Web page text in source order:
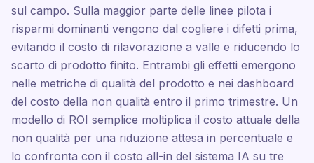
sul campo. Sulla maggior parte delle linee pilota i
risparmi dominanti vengono dal cogliere i difetti prima,
evitando il costo di rilavorazione a valle e riducendo lo
scarto di prodotto finito. Entrambi gli effetti emergono
nelle metriche di qualità del prodotto e nei dashboard
del costo della non qualità entro il primo trimestre. Un
modello di ROI semplice moltiplica il costo attuale della
non qualità per una riduzione attesa in percentuale e
lo confronta con il costo all-in del sistema IA su tre